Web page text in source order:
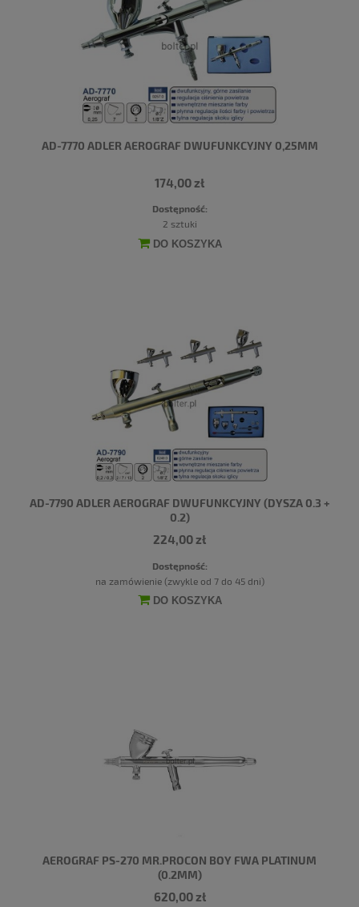
AD-7770 ADLER AEROGRAF DWUFUNKCYJNY 0,25MM
174,00 zł
Dostępność:
2 sztuki
DO KOSZYKA
AD-7790 ADLER AEROGRAF DWUFUNKCYJNY (DYSZA 0.3 +
0.2)
224,00 zł
Dostępność:
na zamówienie (zwykle od 7 do 45 dni)
DO KOSZYKA
AEROGRAF PS-270 MR.PROCON BOY FWA PLATINUM
(0.2MM)
620,00 zł